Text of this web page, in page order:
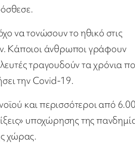
να τονώσουν το ηθικό στις
Κάποιοι άνθρωποι γράφουν
τραγουδούν τα χρόνια
την Covid-19.
και περισσότεροι από
υποχώρησης της
χώρας.